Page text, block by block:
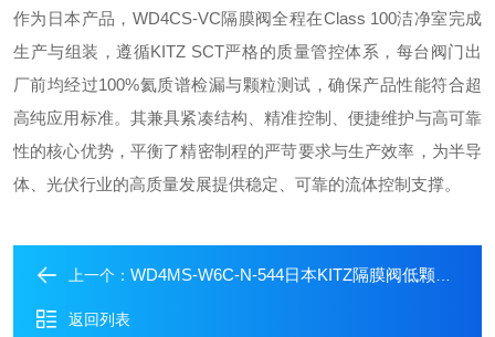
作为日本产品，WD4CS-VC隔膜阀全程在Class 100洁净室完成
生产与组装，遵循KITZ SCT严格的质量管控体系，每台阀门出
厂前均经过100%氦质谱检漏与颗粒测试，确保产品性能符合超
高纯应用标准。其兼具紧凑结构、精准控制、便捷维护与高可靠
性的核心优势，平衡了精密制程的严苛要求与生产效率，为半导
体、光伏行业的高质量发展提供稳定、可靠的流体控制支撑。
上一个： WD4MS-W6C-N-544日本KITZ隔膜阀低颗粒超高纯气体系统适配
返回列表